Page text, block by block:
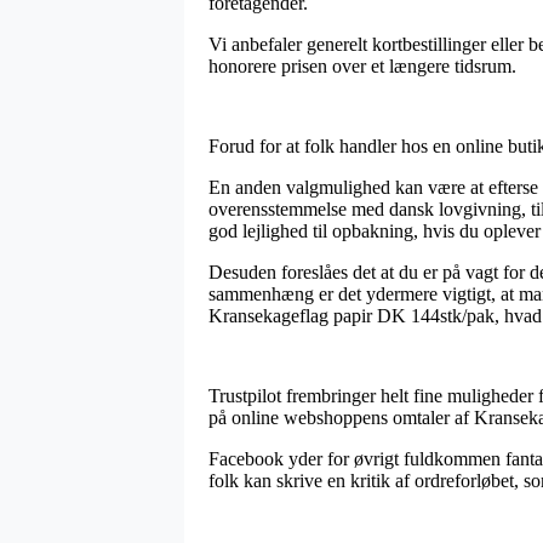
Vi anbefaler generelt kortbestillinger eller
honorere prisen over et længere tidsrum.
Forud for at folk handler hos en online
En anden valgmulighed kan være at
overensstemmelse med dansk lovgivning,
god lejlighed til opbakning, hvis du
Desuden foreslåes det at du er på vagt for
sammenhæng er det ydermere vigtigt, at
Kransekageflag papir DK 144stk/pak,
Trustpilot frembringer helt fine muligheder
på online webshoppens omtaler af
Facebook yder for øvrigt fuldkommen
folk kan skrive en kritik af ordreforløbet,